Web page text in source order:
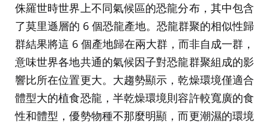
侏羅世時世界上不同氣候區的恐龍分布，其中包含
了莫里遜層的 6 個恐龍產地。恐龍群聚的相似性歸
群結果將這 6 個產地歸在兩大群，而非自成一群，
意味世界各地共通的氣候因子對恐龍群聚組成的影
響比所在位置更大。大趨勢顯示，乾燥環境僅適合
體型大的植食恐龍，半乾燥環境則容許較寬廣的食
性和體型，優勢物種不那麼明顯，而更潮濕的環境